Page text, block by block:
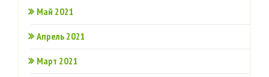
Май 2021
Апрель 2021
Март 2021